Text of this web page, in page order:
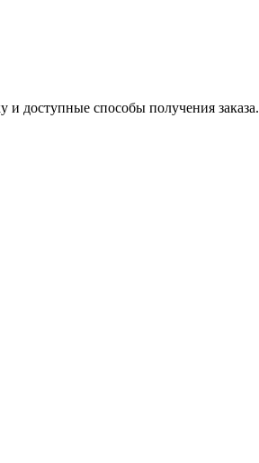
и доступные способы получения заказа.